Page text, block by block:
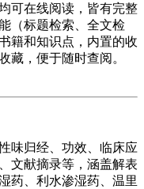
可在线阅读，皆有完整
（标题检索、全文检
籍和知识点，内置的收
藏，便于随时查阅。
味归经、功效、临床应
文献摘录等，涵盖解表
药、利水渗湿药、温里